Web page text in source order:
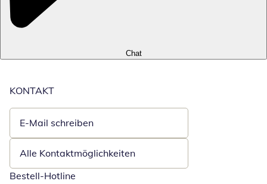
Chat
KONTAKT
E-Mail schreiben
Öffnet E-Mail-Client
Alle Kontaktmöglichkeiten
Bestell-Hotline